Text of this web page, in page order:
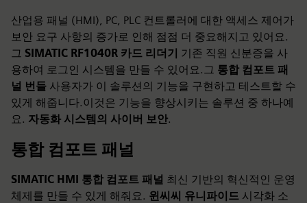
산업용 패널 (HMI), PC, PLC 컨트롤러에 대한 액세스 제어가
보안 요구 사항의 증가로 인해 점점 더 중요해지고 있어요.
그 SIMATIC RF1040R 카드 리더기 기존 직원 신분증을 사
용하여 로그인 시스템을 만들 수 있어요.그 통합 컴포트 패
널 번들 사용자가 이 솔루션의 기능을 구현하고 테스트할 수
있게 해줍니다.이것은 기능을 향상시키는 솔루션 중 하나예
요. 자동화 시스템의 사이버 보안.
통합 컴포트 패널
SIMATIC HMI 통합 컴포트 패널 최신 기반의 혁신적인 운영
체제를 만들 수 있게 해줘요. 윈씨씨 유니파이드 시각화 소